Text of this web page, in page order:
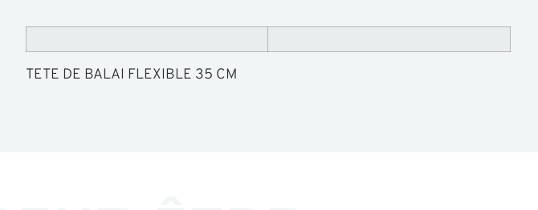
TETE DE BALAI FLEXIBLE 35 CM